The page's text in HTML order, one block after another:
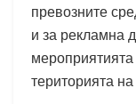
превозните
и за рекламна
територията